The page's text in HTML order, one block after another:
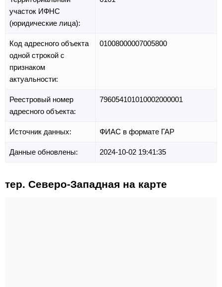
участок ИФНС
(юридические лица):
Код адресного объекта
одной строкой с
признаком
актуальности:
01008000007005800
Реестровый номер
адресного объекта:
796054101010002000001
Источник данных: ФИАС в формате ГАР
Данные обновлены: 2024-10-02 19:41:35
тер. Северо-Западная на карте